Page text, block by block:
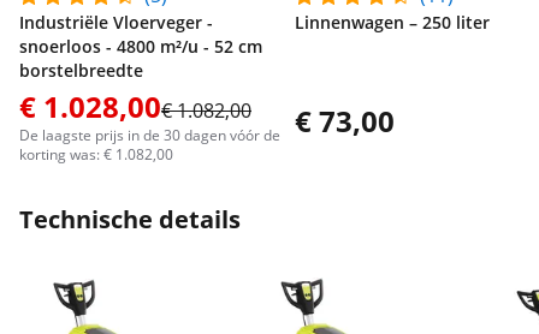
Industriële Vloerveger -
snoerloos - 4800 m²/u - 52 cm
borstelbreedte
€ 1.028,00€ 1.082,00
De laagste prijs in de 30 dagen vóór de
korting was: € 1.082,00
Linnenwagen – 250 liter
€ 73,00
Technische details